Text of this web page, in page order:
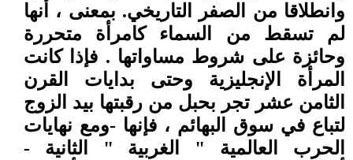
وانطلاقا من الصفر التاريخي. بمعنى ، أنها
لم تسقط من السماء كامرأة متحررة
وحائزة على شروط مساواتها . فإذا كانت
المرأة الإنجليزية وحتى بدايات القرن
الثامن عشر تجر بحبل من رقبتها بيد الزوج
لتباع في سوق البهائم ، فإنها -ومع نهايات
الحرب العالمية " الغربية " الثانية -